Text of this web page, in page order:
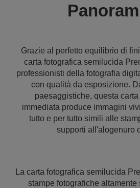
Grazie al perfetto equilibrio di
carta fotografica semilucida
professionisti della fotografia
con qualità da esposizione.
paesaggistiche, questa
immediata produce immagini
tutto e per tutto simili alle
supporti all'alogenuro
La carta fotografica semilucida
stampe fotografiche altamente